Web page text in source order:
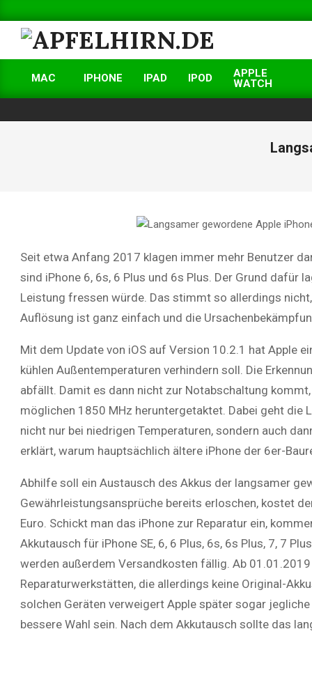
to
content
APFELHIRN.DE
Menu
MAC IPHONE IPAD IPOD
APPLE
WATCH
Seit etwa Anfang 2017 klagen immer mehr Benutzer
sind iPhone 6, 6s, 6 Plus und 6s Plus. Der Grund dafür
Leistung fressen würde. Das stimmt so allerdings
Auflösung ist ganz einfach und die
Mit dem Update von iOS auf Version 10.2.1 hat Apple
kühlen Außentemperaturen verhindern soll. Die
abfällt. Damit es dann nicht zur Notabschaltung
möglichen 1850 MHz heruntergetaktet. Dabei geht die
nicht nur bei niedrigen Temperaturen, sondern auch
erklärt, warum hauptsächlich ältere iPhone der 6er-
Abhilfe soll ein Austausch des Akkus der langsamer
Gewährleistungsansprüche bereits erloschen, kostet
Euro. Schickt man das iPhone zur Reparatur ein,
Akkutausch für iPhone SE, 6, 6 Plus, 6s, 6s Plus, 7, 7
werden außerdem Versandkosten fällig. Ab
Reparaturwerkstätten, die allerdings keine Original-
solchen Geräten verweigert Apple später sogar
bessere Wahl sein. Nach dem Akkutausch sollte das